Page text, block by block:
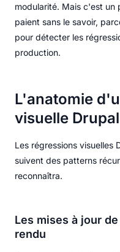
modularité. Mais c'est un
paient sans le savoir,
pour détecter les
production.
L'anatomie
visuelle Drupal
Les régressions visuelles
suivent des patterns
reconnaîtra.
Les mises à jour
rendu